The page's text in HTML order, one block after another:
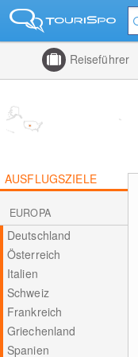
Reiseführer
AUSFLUGSZIELE
EUROPA
Deutschland
Österreich
Italien
Schweiz
Frankreich
Griechenland
Spanien